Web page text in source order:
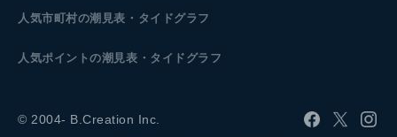
人気市町村の潮見表・タイドグラフ
人気ポイントの潮見表・タイドグラフ
© 2004- B.Creation Inc.